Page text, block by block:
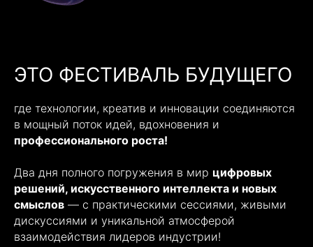
ЭТО ФЕСТИВАЛЬ БУДУЩЕГО
где технологии, креатив и инновации соединяются
в мощный поток идей, вдохновения и
профессионального роста!
Два дня полного погружения в мир цифровых
решений, искусственного интеллекта и новых
смыслов — с практическими сессиями, живыми
дискуссиями и уникальной атмосферой
взаимодействия лидеров индустрии!